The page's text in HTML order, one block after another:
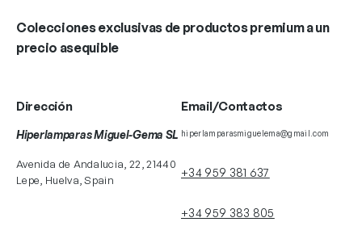
Colecciones exclusivas de productos premium a un
precio asequible
Dirección
Hiperlamparas Miguel-Gema SL
Avenida de Andalucia, 22, 21440
Lepe, Huelva, Spain
Email/Contactos
hiperlamparasmiguelema@gmail.com
+34 959 381 637
+34 959 383 805